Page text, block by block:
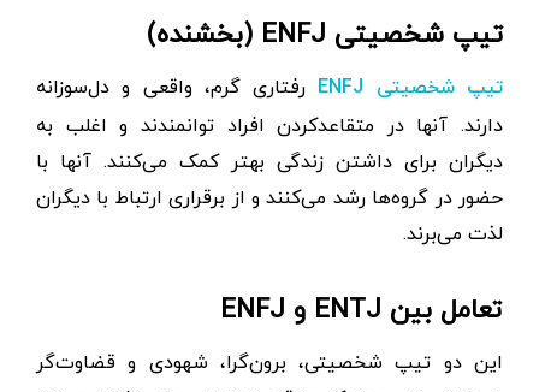
تیپ شخصیتی ENFJ (بخشنده)
تیپ شخصیتی ENFJ
رفتاری گرم، واقعی و دل‌سوزانه
دارند. آنها در متقاعدکردن افراد توانمندند و اغلب به
دیگران برای داشتن زندگی بهتر کمک می‌کنند. آنها با
حضور در گروه‌ها رشد می‌کنند و از برقراری ارتباط با دیگران
لذت می‌برند.
تعامل بین ENTJ و ENFJ
این دو تیپ شخصیتی، برون‌گرا، شهودی و قضاوت‌گر